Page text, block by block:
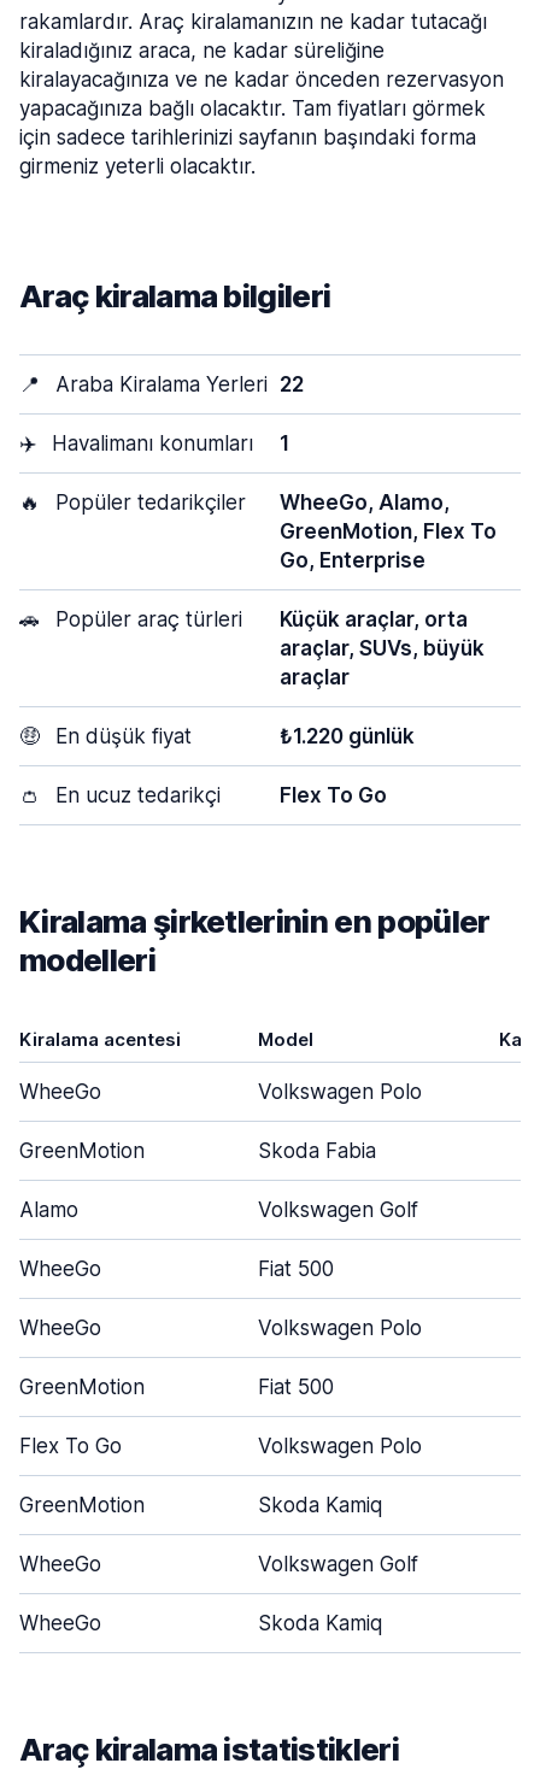
rakamlardır. Araç kiralamanızın ne kadar tutacağı
kiraladığınız araca, ne kadar süreliğine
kiralayacağınıza ve ne kadar önceden rezervasyon
yapacağınıza bağlı olacaktır. Tam fiyatları görmek
için sadece tarihlerinizi sayfanın başındaki forma
girmeniz yeterli olacaktır.
Araç kiralama bilgileri
📍 Araba Kiralama Yerleri 22
✈️ Havalimanı konumları 1
🔥 Popüler tedarikçiler
WheeGo, Alamo,
GreenMotion, Flex To
Go, Enterprise
🚗 Popüler araç türleri
Küçük araçlar, orta
araçlar, SUVs, büyük
araçlar
🤑 En düşük fiyat ₺1.220 günlük
👛 En ucuz tedarikçi Flex To Go
Kiralama şirketlerinin en popüler
modelleri
Kiralama acentesi Model Kapı
WheeGo Volkswagen Polo
GreenMotion Skoda Fabia
Alamo Volkswagen Golf
WheeGo Fiat 500
WheeGo Volkswagen Polo
GreenMotion Fiat 500
Flex To Go Volkswagen Polo
GreenMotion Skoda Kamiq
WheeGo Volkswagen Golf
WheeGo Skoda Kamiq
Araç kiralama istatistikleri